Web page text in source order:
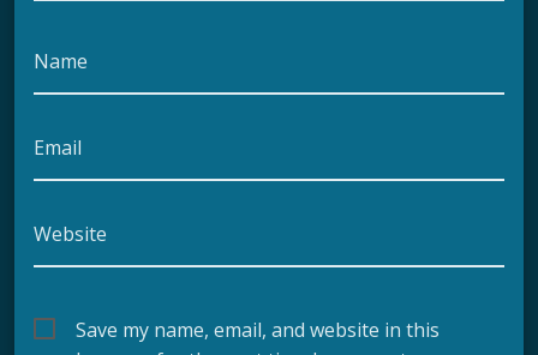
Name
Email
Website
Save my name, email, and website in this